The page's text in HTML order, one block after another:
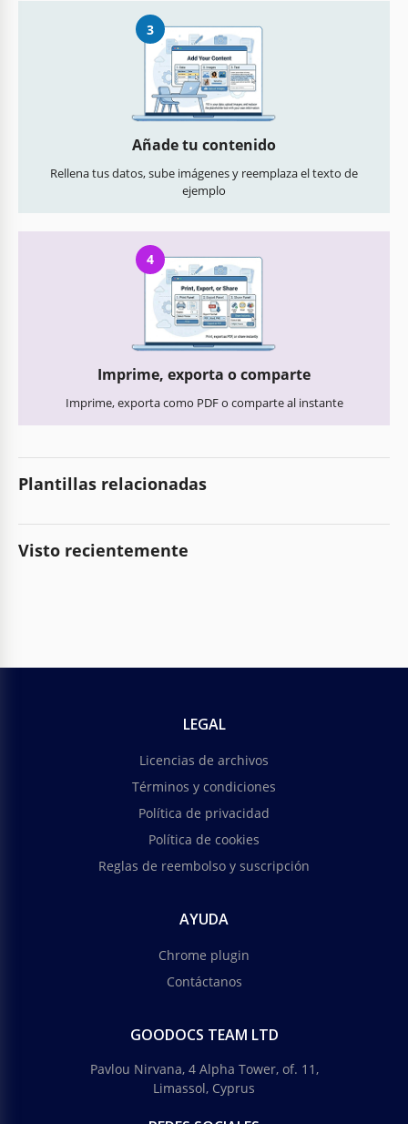
3
Añade tu contenido
Rellena tus datos, sube imágenes y reemplaza el texto de
ejemplo
4
Imprime, exporta o comparte
Imprime, exporta como PDF o comparte al instante
Plantillas relacionadas
Visto recientemente
LEGAL
Licencias de archivos
Términos y condiciones
Política de privacidad
Política de cookies
Reglas de reembolso y suscripción
AYUDA
Chrome plugin
Contáctanos
GOODOCS TEAM LTD
Pavlou Nirvana, 4 Alpha Tower, of. 11,
Limassol, Cyprus